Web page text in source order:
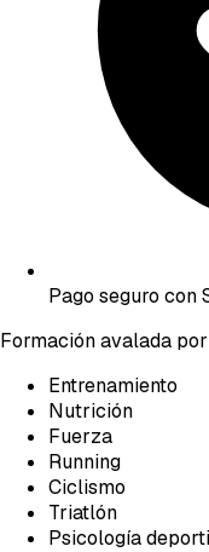
Pago seguro con
Formación avalada
Entrenamiento
Nutrición
Fuerza
Running
Ciclismo
Triatlón
Psicología